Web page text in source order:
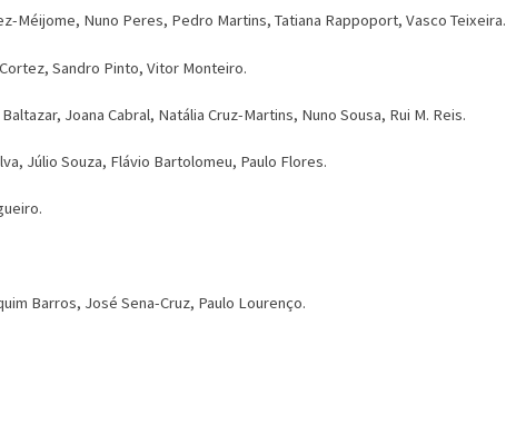
Méijome, Nuno Peres, Pedro Martins, Tatiana Rappoport, Vasco Teixeira.
Sandro Pinto, Vitor Monteiro.
Joana Cabral, Natália Cruz-Martins, Nuno Sousa, Rui M. Reis.
Júlio Souza, Flávio Bartolomeu, Paulo Flores.
Barros, José Sena-Cruz, Paulo Lourenço.